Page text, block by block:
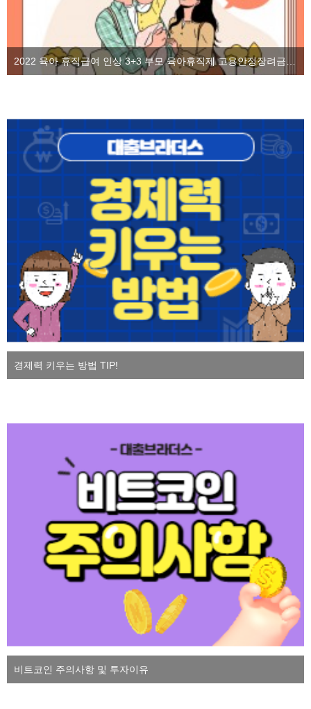
경제력 키우는 방법 TIP!
비트코인 주의사항 및 투자이유